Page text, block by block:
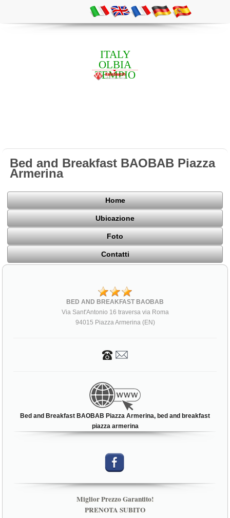
ITALY
OLBIA
TEMPIO
Bed and Breakfast BAOBAB Piazza
Armerina
Home
Ubicazione
Foto
Contatti
BED AND BREAKFAST BAOBAB
Via Sant'Antonio 16 traversa via Roma
94015 Piazza Armerina (EN)
Bed and Breakfast BAOBAB Piazza Armerina, bed and breakfast
piazza armerina
Miglior Prezzo Garantito!
PRENOTA SUBITO